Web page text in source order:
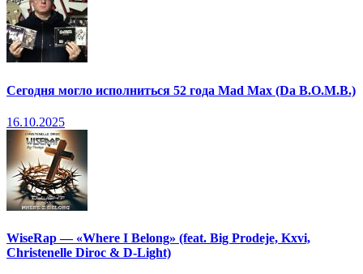
Сегодня могло исполниться 52 года Mad Max (Da B.O.M.B.)
16.10.2025
WiseRap — «Where I Belong» (feat. Big Prodeje, Kxvi,
Christenelle Diroc & D-Light)